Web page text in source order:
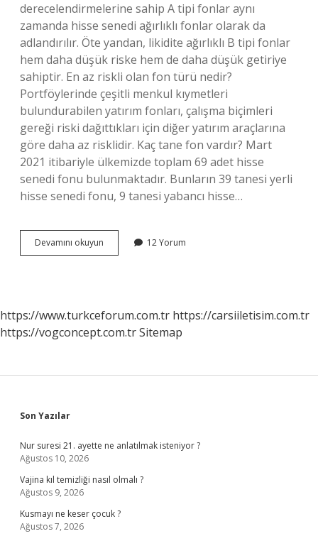
derecelendirmelerine sahip A tipi fonlar aynı
zamanda hisse senedi ağırlıklı fonlar olarak da
adlandırılır. Öte yandan, likidite ağırlıklı B tipi fonlar
hem daha düşük riske hem de daha düşük getiriye
sahiptir. En az riskli olan fon türü nedir?
Portföylerinde çeşitli menkul kıymetleri
bulundurabilen yatırım fonları, çalışma biçimleri
gereği riski dağıttıkları için diğer yatırım araçlarına
göre daha az risklidir. Kaç tane fon vardır? Mart
2021 itibariyle ülkemizde toplam 69 adet hisse
senedi fonu bulunmaktadır. Bunların 39 tanesi yerli
hisse senedi fonu, 9 tanesi yabancı hisse…
Devamını okuyun
Türleri
12 Yorum
https://www.turkceforum.com.tr https://carsiiletisim.com.tr
https://vogconcept.com.trSitemap
Sidebar
Son Yazılar
Nur suresi 21. ayette ne anlatılmak isteniyor ?
Ağustos 10, 2026
Vajina kıl temizliği nasıl olmalı ?
Ağustos 9, 2026
Kusmayı ne keser çocuk ?
Ağustos 7, 2026